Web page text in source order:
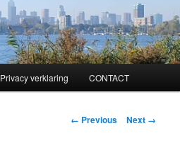
Privacy verklaring CONTACT
Image
← Previous Next →